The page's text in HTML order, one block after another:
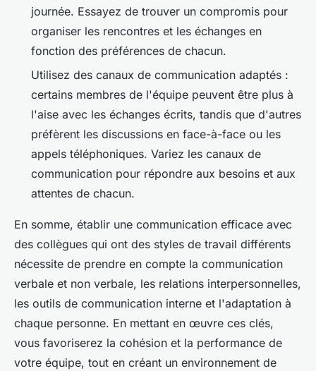
journée. Essayez de trouver un compromis pour
organiser les rencontres et les échanges en
fonction des préférences de chacun.
Utilisez des canaux de communication adaptés :
certains membres de l'équipe peuvent être plus à
l'aise avec les échanges écrits, tandis que d'autres
préfèrent les discussions en face-à-face ou les
appels téléphoniques. Variez les canaux de
communication pour répondre aux besoins et aux
attentes de chacun.
En somme, établir une communication efficace avec
des collègues qui ont des styles de travail différents
nécessite de prendre en compte la communication
verbale et non verbale, les relations interpersonnelles,
les outils de communication interne et l'adaptation à
chaque personne. En mettant en œuvre ces clés,
vous favoriserez la cohésion et la performance de
votre équipe, tout en créant un environnement de